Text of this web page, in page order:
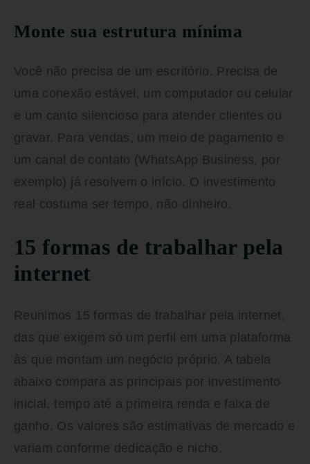
Monte sua estrutura mínima
Você não precisa de um escritório. Precisa de
uma conexão estável, um computador ou celular
e um canto silencioso para atender clientes ou
gravar. Para vendas, um meio de pagamento e
um canal de contato (WhatsApp Business, por
exemplo) já resolvem o início. O investimento
real costuma ser tempo, não dinheiro.
15 formas de trabalhar pela
internet
Reunimos 15 formas de trabalhar pela internet,
das que exigem só um perfil em uma plataforma
às que montam um negócio próprio. A tabela
abaixo compara as principais por investimento
inicial, tempo até a primeira renda e faixa de
ganho. Os valores são estimativas de mercado e
variam conforme dedicação e nicho.